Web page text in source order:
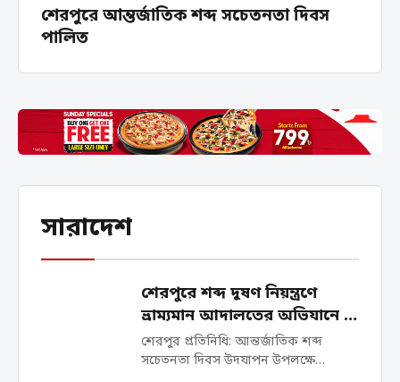
শেরপুরে আন্তর্জাতিক শব্দ সচেতনতা দিবস
পালিত
সারাদেশ
শেরপুরে শব্দ দূষণ নিয়ন্ত্রণে
ভ্রাম্যমান আদালতের অভিযানে ৫
চালককে জরিমানা
শেরপুর প্রতিনিধি: আন্তর্জাতিক শব্দ
সচেতনতা দিবস উদযাপন উপলক্ষে